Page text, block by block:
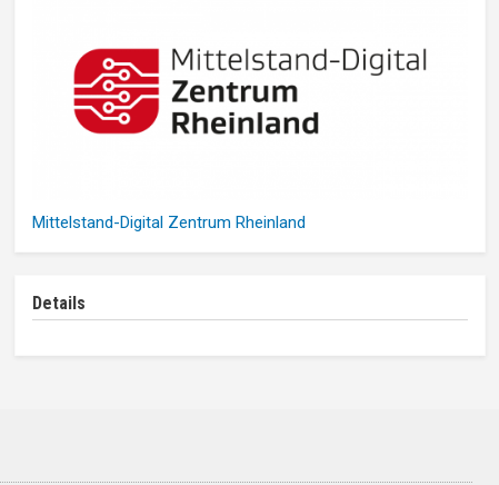
Mittelstand-Digital Zentrum Rheinland
Details